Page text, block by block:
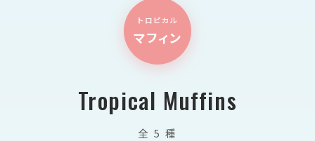
トロピカル
マフィン
Tropical Muffins
全 5 種